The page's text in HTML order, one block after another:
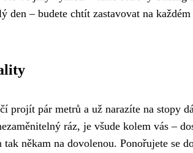
den – budete chtít zastavovat na
projít pár metrů a už narazíte na stopy
ráz, je všude kolem vás –
někam na dovolenou. Ponořujete se